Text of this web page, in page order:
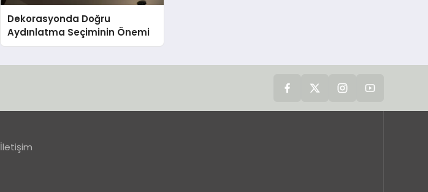
Dekorasyonda Doğru
Aydınlatma Seçiminin Önemi
İletişim